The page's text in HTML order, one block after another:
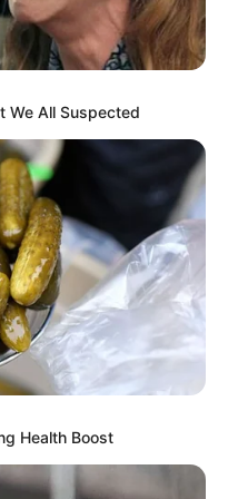
sekarang.
VITO SINAGA YOUTUBER
We All Suspected
Health Boost